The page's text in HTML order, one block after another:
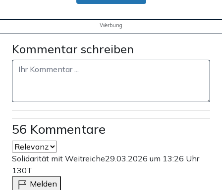
Werbung
Kommentar schreiben
56 Kommentare
Solidarität mit Weitreiche29.03.2026 um 13:26 Uhr
130T
Melden